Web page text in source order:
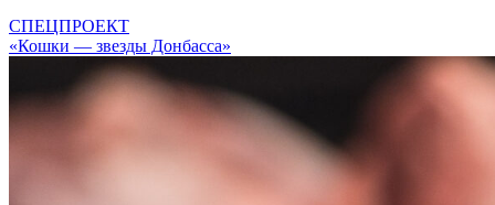
СПЕЦПРОЕКТ
«Кошки — звезды Донбасса»